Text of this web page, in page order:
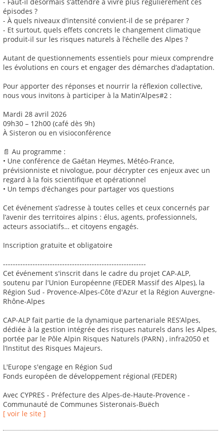
épisodes ?
- À quels niveaux d’intensité convient-il de se préparer ?
- Et surtout, quels effets concrets le changement climatique
produit-il sur les risques naturels à l’échelle des Alpes ?
Autant de questionnements essentiels pour mieux comprendre
les évolutions en cours et engager des démarches d’adaptation.
Pour apporter des réponses et nourrir la réflexion collective,
nous vous invitons à participer à la Matin’Alpes#2 :
Mardi 28 avril 2026
09h30 – 12h00 (café dès 9h)
À Sisteron ou en visioconférence
📄 Au programme :
• Une conférence de Gaétan Heymes, Météo-France,
prévisionniste et nivologue, pour décrypter ces enjeux avec un
regard à la fois scientifique et opérationnel
• Un temps d’échanges pour partager vos questions
Cet événement s’adresse à toutes celles et ceux concernés par
l’avenir des territoires alpins : élus, agents, professionnels,
acteurs associatifs… et citoyens engagés.
Inscription gratuite et obligatoire
----------------------------------------------------------
Cet événement s'inscrit dans le cadre du projet CAP-ALP,
soutenu par l'Union Européenne (FEDER Massif des Alpes), la
Région Sud - Provence-Alpes-Côte d'Azur et la Région Auvergne-
Rhône-Alpes
CAP-ALP fait partie de la dynamique partenariale RES’Alpes,
dédiée à la gestion intégrée des risques naturels dans les Alpes,
portée par le Pôle Alpin Risques Naturels (PARN) , infra2050 et
l’Institut des Risques Majeurs.
L'Europe s'engage en Région Sud
Fonds européen de développement régional (FEDER)
Avec CYPRES - Préfecture des Alpes-de-Haute-Provence -
Communauté de Communes Sisteronais-Buëch
[ voir le site ]